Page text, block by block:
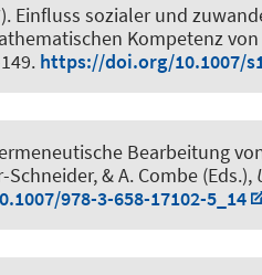
Einfluss sozialer und
Kompetenz
https://doi.org/10.1007/
Bearbeitung
Schneider, & A. Combe (Eds.),
978-3-658-17102-5_14